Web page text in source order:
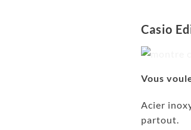
Casio
Vous
Acier
partout.